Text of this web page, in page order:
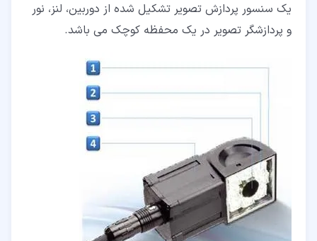
یک سنسور پردازش تصویر تشکیل شده از دوربین، لنز، نور
و پردازشگر تصویر در یک محفظه کوچک می باشد.